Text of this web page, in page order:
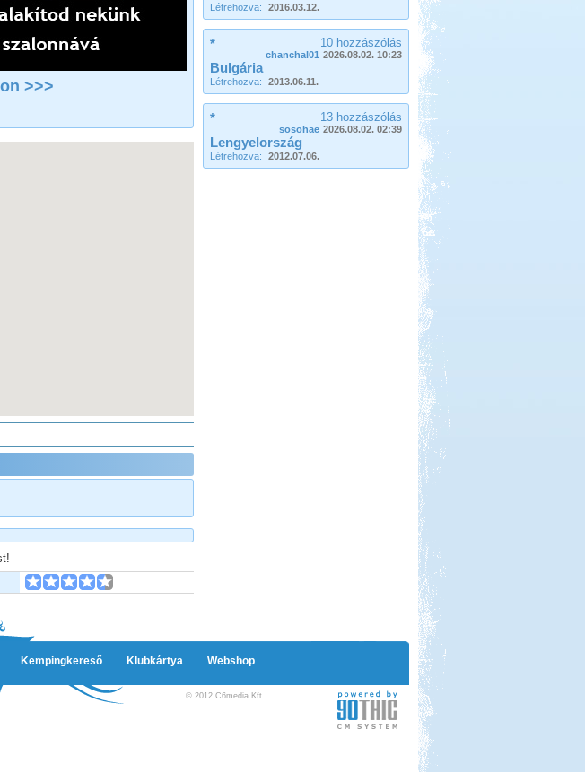
>>>
Mosztár-Szarajevó 2014
Lekvar
Egy novemberi hosszú hétvége...
A bejárt területen szinte minden
nevezetességet meglátogattunk....
Létrehozva: 2016.03.12.
10 hozzászólás
chanchal01 2026.08.02. 10:23
*
Bulgária
Létrehozva: 2013.06.11.
13 hozzászólás
sosohae 2026.08.02. 02:39
*
Lengyelország
Létrehozva: 2012.07.06.
Kempingkereső Klubkártya Webshop
© 2012 C6media Kft.